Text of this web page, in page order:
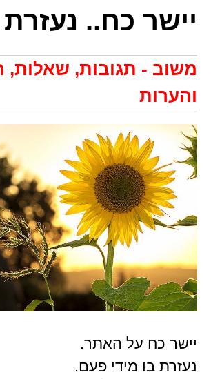
יישר כח.. נעזרת
משוב - תגובות, שאלות,
והערות
יישר כח על האתר.
נעזרת בו מידי פעם.